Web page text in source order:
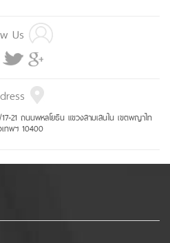
Us
21 ถนนพหลโยธิน แขวงสามเสนใน เขตพญาไท
ทพฯ 10400